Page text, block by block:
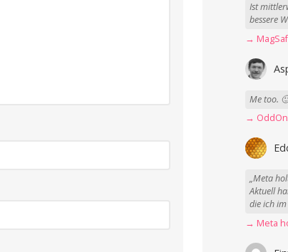
Ist
bessere
Me too.
„Meta
Aktuell
die ich